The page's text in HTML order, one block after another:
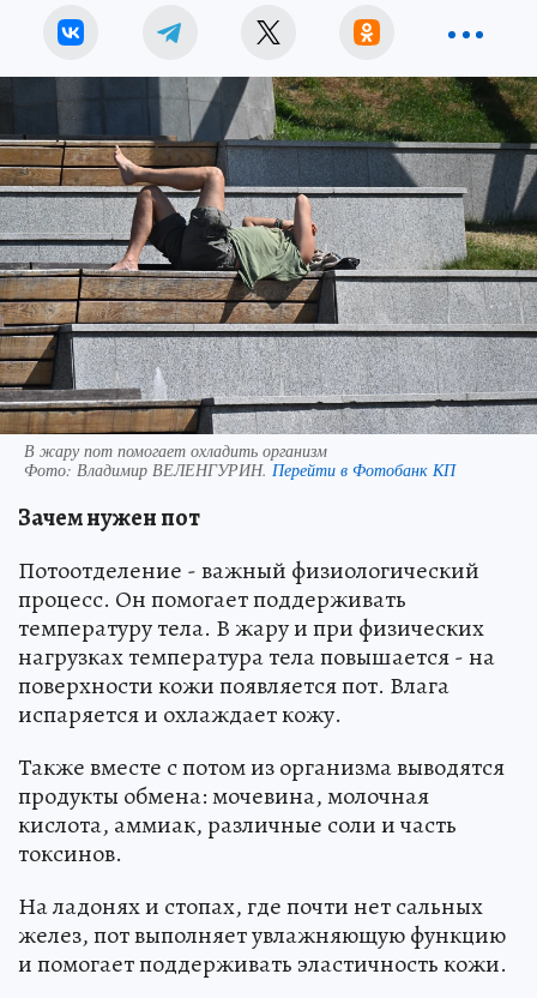
В жару пот помогает охладить организм
Фото: Владимир ВЕЛЕНГУРИН. Перейти в Фотобанк КП
Зачем нужен пот
Потоотделение - важный физиологический
процесс. Он помогает поддерживать
температуру тела. В жару и при физических
нагрузках температура тела повышается - на
поверхности кожи появляется пот. Влага
испаряется и охлаждает кожу.
Также вместе с потом из организма выводятся
продукты обмена: мочевина, молочная
кислота, аммиак, различные соли и часть
токсинов.
На ладонях и стопах, где почти нет сальных
желез, пот выполняет увлажняющую функцию
и помогает поддерживать эластичность кожи.